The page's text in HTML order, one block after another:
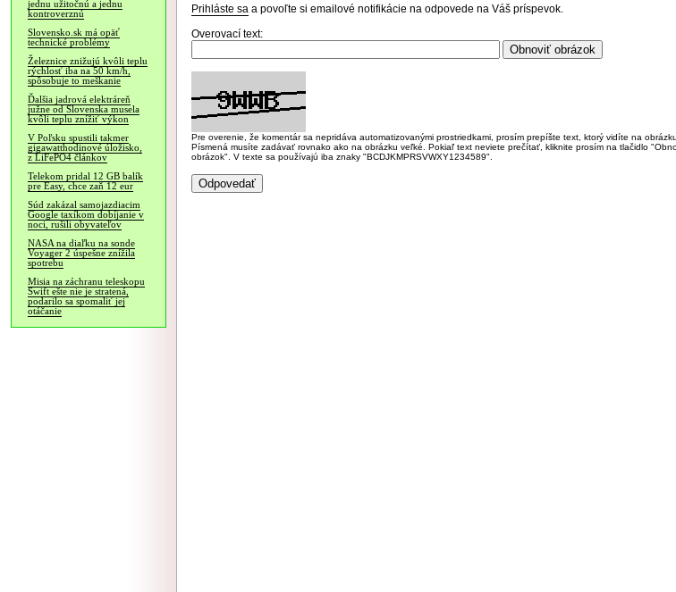
jednu užitočnú a jednu
kontroverznú
Slovensko.sk má opäť
technické problémy
Železnice znižujú kvôli teplu
rýchlosť iba na 50 km/h,
spôsobuje to meškanie
Ďalšia jadrová elektráreň
južne od Slovenska musela
kvôli teplu znížiť výkon
V Poľsku spustili takmer
gigawatthodinové úložisko,
z LiFePO4 článkov
Telekom pridal 12 GB balík
pre Easy, chce zaň 12 eur
Súd zakázal samojazdiacim
Google taxíkom dobíjanie v
noci, rušili obyvateľov
NASA na diaľku na sonde
Voyager 2 úspešne znížila
spotrebu
Misia na záchranu teleskopu
Swift ešte nie je stratená,
podarilo sa spomaliť jej
otáčanie
Prihláste sa a povoľte si emailové notifikácie na odpovede na Váš príspevok.
Overovací text:
Pre overenie, že komentár sa nepridáva automatizovanými prostriedkami, prosím prepíšte text, ktorý vidíte na obrázku.
Písmená musíte zadávať rovnako ako na obrázku veľké. Pokiaľ text neviete prečítať, kliknite prosím na tlačidlo
obrázok". V texte sa používajú iba znaky "BCDJKMPRSVWXY1234589".